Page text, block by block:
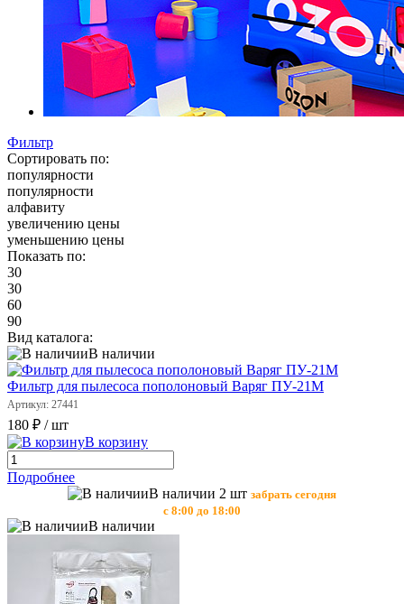
Фильтр
Сортировать по:
популярности
популярности
алфавиту
увеличению цены
уменьшению цены
Показать по:
30
30
60
90
Вид каталога:
В наличии
Фильтр для пылесоса пополоновый Варяг ПУ-21М
Артикул: 27441
180 ₽ / шт
В корзину
Подробнее
В наличии 2 шт забрать сегодня
с 8:00 до 18:00
В наличии